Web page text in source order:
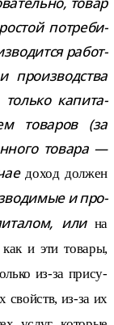
потре­би­
работ­
только капи­та­
това­ров (за
товара —
доход дол­жен
и про­
или на
и эти товары,
из-​за при­су­
из-​за их